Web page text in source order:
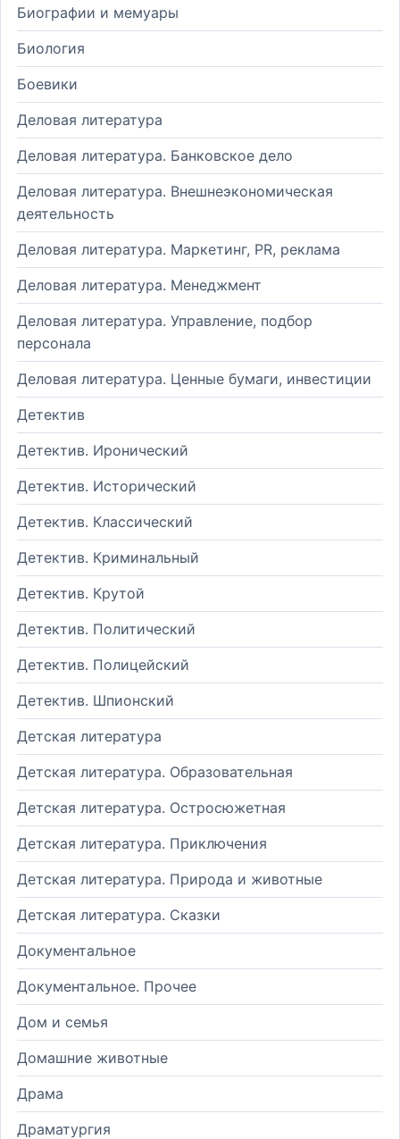
Биографии и мемуары
Биология
Боевики
Деловая литература
Деловая литература. Банковское дело
Деловая литература. Внешнеэкономическая
деятельность
Деловая литература. Маркетинг, PR, реклама
Деловая литература. Менеджмент
Деловая литература. Управление, подбор
персонала
Деловая литература. Ценные бумаги, инвестиции
Детектив
Детектив. Иронический
Детектив. Исторический
Детектив. Классический
Детектив. Криминальный
Детектив. Крутой
Детектив. Политический
Детектив. Полицейский
Детектив. Шпионский
Детская литература
Детская литература. Образовательная
Детская литература. Остросюжетная
Детская литература. Приключения
Детская литература. Природа и животные
Детская литература. Сказки
Документальное
Документальное. Прочее
Дом и семья
Домашние животные
Драма
Драматургия